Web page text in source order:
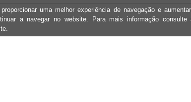
uma melhor experiência de navegação e
a navegar no website. Para mais informação consulte